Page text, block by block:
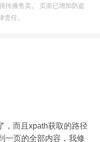
传播售卖。 页面已增加防盗
任。
，而且xpath获取的路径
一页的全部内容，我修